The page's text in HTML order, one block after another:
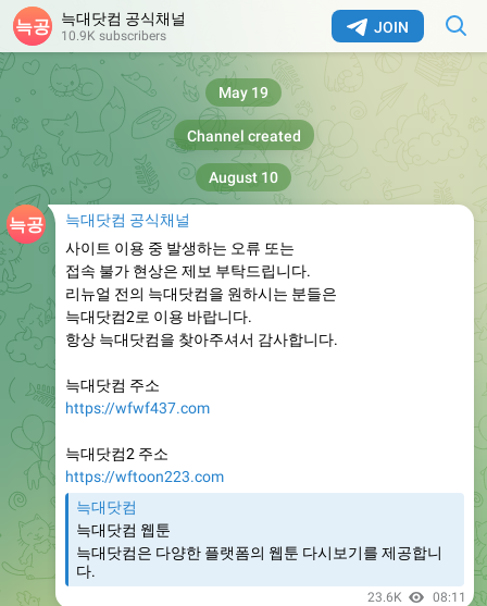
JOIN
늑대닷컴 공식채널
10.9K subscribers
Channel created
May 19
늑대닷컴 공식채널
사이트 이용 중 발생하는 오류 또는
접속 불가 현상은 제보 부탁드립니다.
리뉴얼 전의 늑대닷컴을 원하시는 분들은
늑대닷컴2로 이용 바랍니다.
항상 늑대닷컴을 찾아주셔서 감사합니다.
늑대닷컴 주소
https://wfwf437.com
늑대닷컴2 주소
https://wftoon223.com
늑대닷컴
늑대닷컴 웹툰
늑대닷컴은 다양한 플랫폼의 웹툰 다시보기를 제공합니
다.
23.6K 08:11
August 10